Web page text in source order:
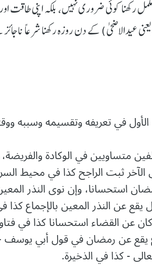
رکھنا کوئی ضروری نہیں، بلکہ اپنی طاقت
متساويين في الوكادة والفريضة،
الآخر ثبت الراجح كذا في محيط
استحسانا، وإن نوى النذر المعين
يقع عن النذر المعين بالإجماع
عن القضاء استحسانا كذا في
عن رمضان في قول أبي يوسف -
- كذا في الذخيرة.